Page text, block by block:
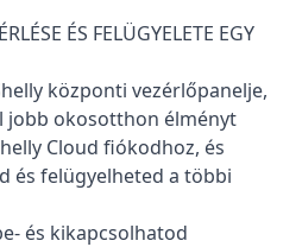
ÉS FELÜGYELETE EGY
központi vezérlőpanelje,
jobb okosotthon élményt
Cloud fiókodhoz, és
és felügyelheted a többi
és kikapcsolhatod